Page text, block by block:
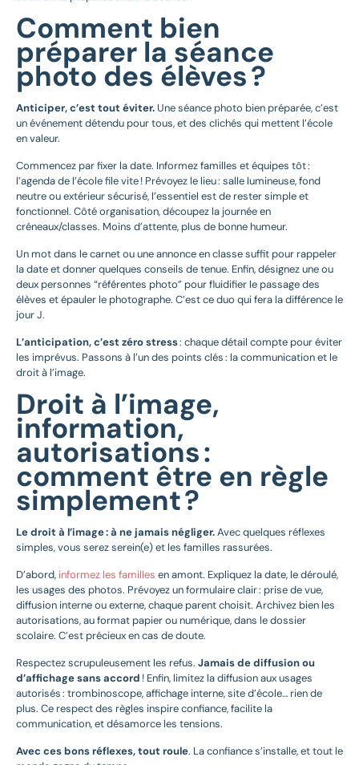
Comment bien
préparer la séance
photo des élèves ?
Anticiper, c’est tout éviter.Une séance photo bien préparée, c’est
un événement détendu pour tous, et des clichés qui mettent l’école
en valeur.
Commencez par fixer la date. Informez familles et équipes tôt :
l’agenda de l’école file vite ! Prévoyez le lieu : salle lumineuse, fond
neutre ou extérieur sécurisé, l’essentiel est de rester simple et
fonctionnel. Côté organisation, découpez la journée en
créneaux/classes. Moins d’attente, plus de bonne humeur.
Un mot dans le carnet ou une annonce en classe suffit pour rappeler
la date et donner quelques conseils de tenue. Enfin, désignez une ou
deux personnes “référentes photo” pour fluidifier le passage des
élèves et épauler le photographe. C’est ce duo qui fera la différence le
jour J.
L’anticipation, c’est zéro stress: chaque détail compte pour éviter
les imprévus. Passons à l’un des points clés : la communication et le
droit à l’image.
Droit à l’image,
information,
autorisations :
comment être en règle
simplement ?
Le droit à l’image : à ne jamais négliger.Avec quelques réflexes
simples, vous serez serein(e) et les familles rassurées.
D’abord, informez les familles en amont. Expliquez la date, le déroulé,
les usages des photos. Prévoyez un formulaire clair : prise de vue,
diffusion interne ou externe, chaque parent choisit. Archivez bien les
autorisations, au format papier ou numérique, dans le dossier
scolaire. C’est précieux en cas de doute.
Respectez scrupuleusement les refus. Jamais de diffusion ou
d’affichage sans accord ! Enfin, limitez la diffusion aux usages
autorisés : trombinoscope, affichage interne, site d’école… rien de
plus. Ce respect des règles inspire confiance, facilite la
communication, et désamorce les tensions.
Avec ces bons réflexes, tout roule. La confiance s’installe, et tout le